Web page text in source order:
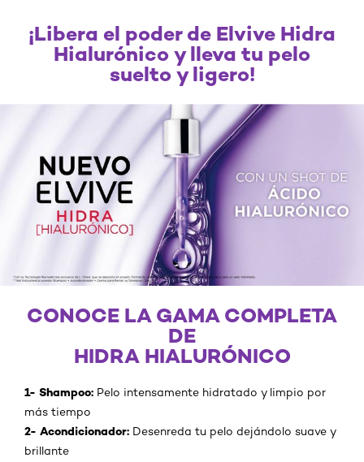
¡Libera el poder de Elvive Hidra
Hialurónico y lleva tu pelo
suelto y ligero!
CONOCE LA GAMA COMPLETA
DE
HIDRA HIALURÓNICO
1- Shampoo: Pelo intensamente hidratado y limpio por
más tiempo
2- Acondicionador: Desenreda tu pelo dejándolo suave y
brillante